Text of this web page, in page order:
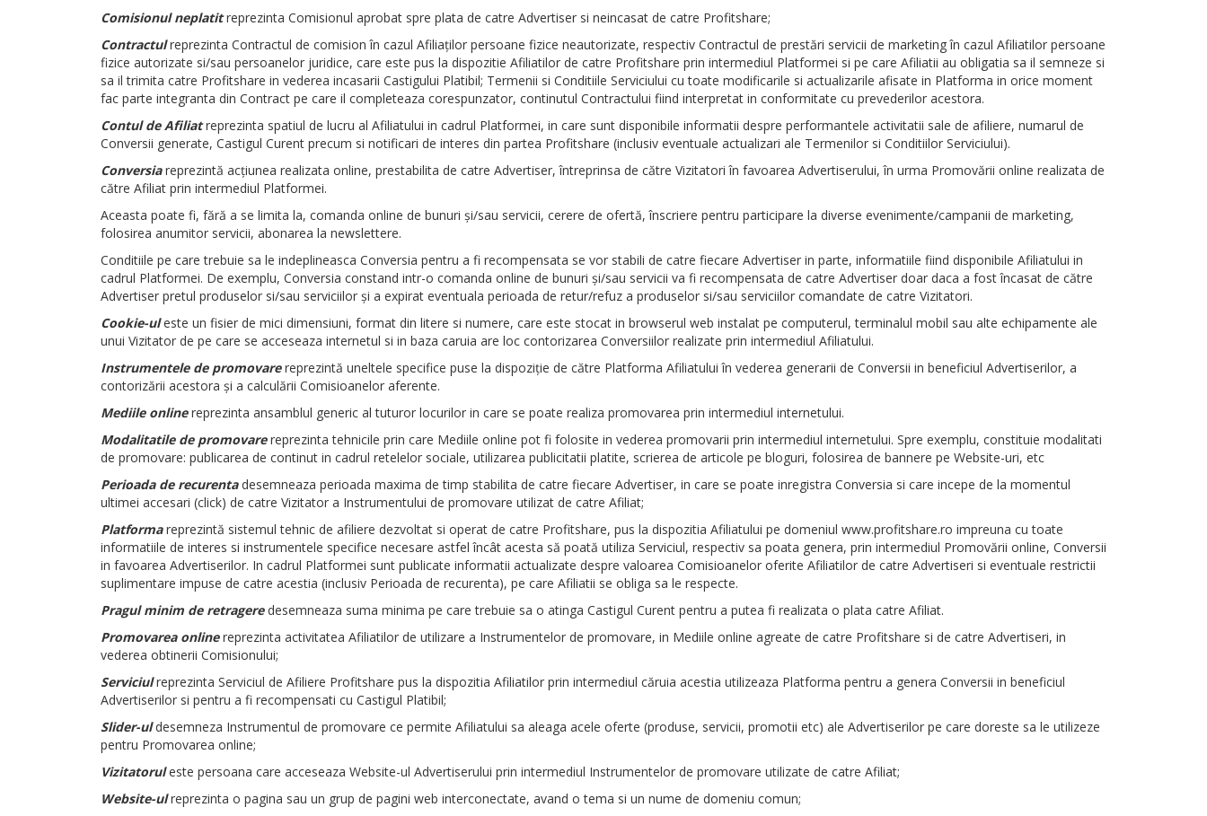
Comisionul neplatitreprezinta Comisionul aprobat spre plata de catre Advertiser si neincasat de catre Profitshare;
Contractulreprezinta Contractul de comision în cazul Afiliaţilor persoane fizice neautorizate, respectiv Contractul de prestări servicii de marketing în cazul Afiliatilor persoane
fizice autorizate si/sau persoanelor juridice, care este pus la dispozitie Afiliatilor de catre Profitshare prin intermediul Platformei si pe care Afiliatii au obligatia sa il semneze si
sa il trimita catre Profitshare in vederea incasarii Castigului Platibil; Termenii si Conditiile Serviciului cu toate modificarile si actualizarile afisate in Platforma in orice moment
fac parte integranta din Contract pe care il completeaza corespunzator, continutul Contractului fiind interpretat in conformitate cu prevederilor acestora.
Contul de Afiliatreprezinta spatiul de lucru al Afiliatului in cadrul Platformei, in care sunt disponibile informatii despre performantele activitatii sale de afiliere, numarul de
Conversii generate, Castigul Curent precum si notificari de interes din partea Profitshare (inclusiv eventuale actualizari ale Termenilor si Conditiilor Serviciului).
Conversiareprezintă acţiunea realizata online, prestabilita de catre Advertiser, întreprinsa de către Vizitatori în favoarea Advertiserului, în urma Promovării online realizata de
către Afiliat prin intermediul Platformei.
Aceasta poate fi, fără a se limita la, comanda online de bunuri şi/sau servicii, cerere de ofertă, înscriere pentru participare la diverse evenimente/campanii de marketing,
folosirea anumitor servicii, abonarea la newslettere.
Conditiile pe care trebuie sa le indeplineasca Conversia pentru a fi recompensata se vor stabili de catre fiecare Advertiser in parte, informatiile fiind disponibile Afiliatului in
cadrul Platformei. De exemplu, Conversia constand intr-o comanda online de bunuri şi/sau servicii va fi recompensata de catre Advertiser doar daca a fost încasat de către
Advertiser pretul produselor si/sau serviciilor şi a expirat eventuala perioada de retur/refuz a produselor si/sau serviciilor comandate de catre Vizitatori.
Cookie-uleste un fisier de mici dimensiuni, format din litere si numere, care este stocat in browserul web instalat pe computerul, terminalul mobil sau alte echipamente ale
unui Vizitator de pe care se acceseaza internetul si in baza caruia are loc contorizarea Conversiilor realizate prin intermediul Afiliatului.
Instrumentele de promovarereprezintă uneltele specifice puse la dispoziţie de către Platforma Afiliatului în vederea generarii de Conversii in beneficiul Advertiserilor, a
contorizării acestora şi a calculării Comisioanelor aferente.
Mediile onlinereprezinta ansamblul generic al tuturor locurilor in care se poate realiza promovarea prin intermediul internetului.
Modalitatile de promovarereprezinta tehnicile prin care Mediile online pot fi folosite in vederea promovarii prin intermediul internetului. Spre exemplu, constituie modalitati
de promovare: publicarea de continut in cadrul retelelor sociale, utilizarea publicitatii platite, scrierea de articole pe bloguri, folosirea de bannere pe Website-uri, etc
Perioada de recurentadesemneaza perioada maxima de timp stabilita de catre fiecare Advertiser, in care se poate inregistra Conversia si care incepe de la momentul
ultimei accesari (click) de catre Vizitator a Instrumentului de promovare utilizat de catre Afiliat;
Platformareprezintă sistemul tehnic de afiliere dezvoltat si operat de catre Profitshare, pus la dispozitia Afiliatului pe domeniul www.profitshare.ro impreuna cu toate
informatiile de interes si instrumentele specifice necesare astfel încât acesta să poată utiliza Serviciul, respectiv sa poata genera, prin intermediul Promovării online, Conversii
in favoarea Advertiserilor. In cadrul Platformei sunt publicate informatii actualizate despre valoarea Comisioanelor oferite Afiliatilor de catre Advertiseri si eventuale restrictii
suplimentare impuse de catre acestia (inclusiv Perioada de recurenta), pe care Afiliatii se obliga sa le respecte.
Pragul minim de retrageredesemneaza suma minima pe care trebuie sa o atinga Castigul Curent pentru a putea fi realizata o plata catre Afiliat.
Promovarea onlinereprezinta activitatea Afiliatilor de utilizare a Instrumentelor de promovare, in Mediile online agreate de catre Profitshare si de catre Advertiseri, in
vederea obtinerii Comisionului;
Serviciulreprezinta Serviciul de Afiliere Profitshare pus la dispozitia Afiliatilor prin intermediul căruia acestia utilizeaza Platforma pentru a genera Conversii in beneficiul
Advertiserilor si pentru a fi recompensati cu Castigul Platibil;
Slider-uldesemneza Instrumentul de promovare ce permite Afiliatului sa aleaga acele oferte (produse, servicii, promotii etc) ale Advertiserilor pe care doreste sa le utilizeze
pentru Promovarea online;
Vizitatoruleste persoana care acceseaza Website-ul Advertiserului prin intermediul Instrumentelor de promovare utilizate de catre Afiliat;
Website-ulreprezinta o pagina sau un grup de pagini web interconectate, avand o tema si un nume de domeniu comun;